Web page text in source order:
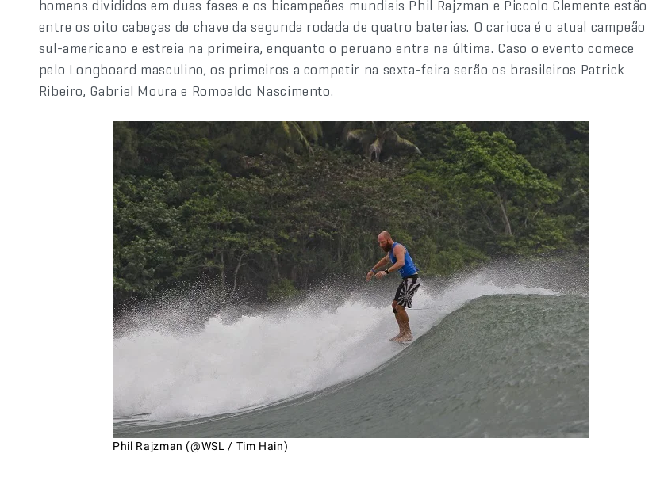
homens divididos em duas fases e os bicampeões mundiais Phil Rajzman e Piccolo Clemente estão
entre os oito cabeças de chave da segunda rodada de quatro baterias. O carioca é o atual campeão
sul-americano e estreia na primeira, enquanto o peruano entra na última. Caso o evento comece
pelo Longboard masculino, os primeiros a competir na sexta-feira serão os brasileiros Patrick
Ribeiro, Gabriel Moura e Romoaldo Nascimento.
Phil Rajzman (@WSL / Tim Hain)